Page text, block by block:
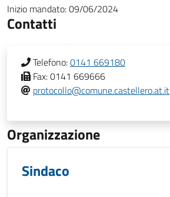
Inizio mandato:09/06/2024
Contatti
Telefono:0141 669180
Fax:0141 669666
protocollo@comune.castellero.at.it
Organizzazione
Sindaco